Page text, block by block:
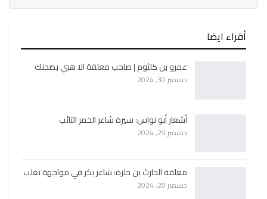
أقراء ايضا
عمرو بن كلثوم | صاحب معلقة الا هبي بصحنك
ديسمبر 30, 2024
أشعار أبو نواس: سيرة شاعر الخمر التائب
ديسمبر 29, 2024
معلقة الحارث بن حلزة: شاعر بكر في مواجهة تغلب
ديسمبر 28, 2024